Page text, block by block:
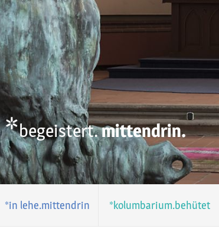
*begeistert.mittendrin.
*in lehe.mittendrin *kolumbarium.behütet